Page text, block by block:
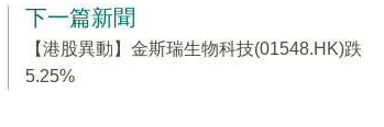
下一篇新聞
【港股異動】金斯瑞生物科技(01548.HK)跌
5.25%